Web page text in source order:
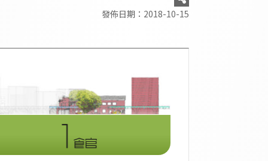
發佈日期：2018-10-15